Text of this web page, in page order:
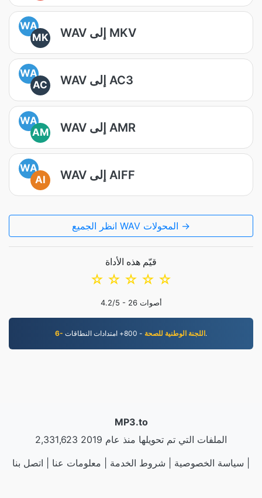
WA
MK
WAV إلى MKV
WA
AC
WAV إلى AC3
WA
AM
WAV إلى AMR
WA
AI
WAV إلى AIFF
انظر الجميع WAV المحولات →
قيّم هذه الأداة
☆
☆
☆
☆
☆
4.2/5 - 26 أصوات
6- اللجنة الوطنية للصحة- 800+ امتدادات النطاقات.
MP3.to
2,331,623 الملفات التي تم تحويلها منذ عام 2019
سياسة الخصوصية
شروط الخدمة معلومات عنا اتصل بنا